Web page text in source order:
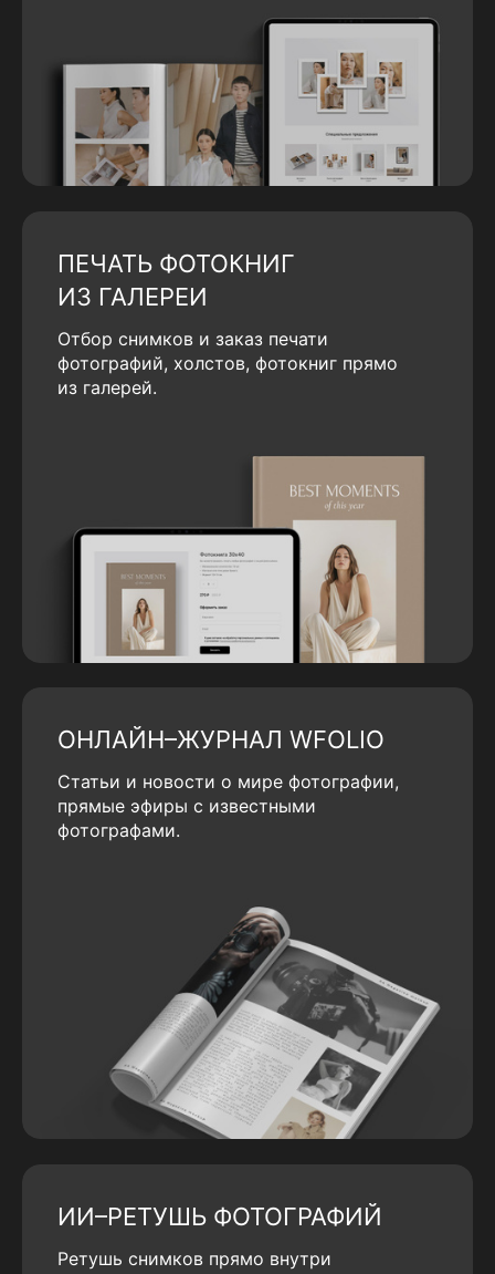
ПЕЧАТЬ ФОТОКНИГ
ИЗ ГАЛЕРЕИ
Отбор снимков и заказ печати
фотографий, холстов, фотокниг прямо
из галерей.
ОНЛАЙН–ЖУРНАЛ WFOLIO
Статьи и новости о мире фотографии,
прямые эфиры с известными
фотографами.
ИИ–РЕТУШЬ ФОТОГРАФИЙ
Ретушь снимков прямо внутри